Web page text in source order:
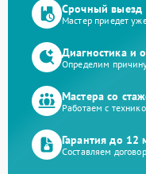
Срочный выезд
Мастер приедет
Диагностика и
Определим
Мастера со
Работаем с
Гарантия до 12
Составляем